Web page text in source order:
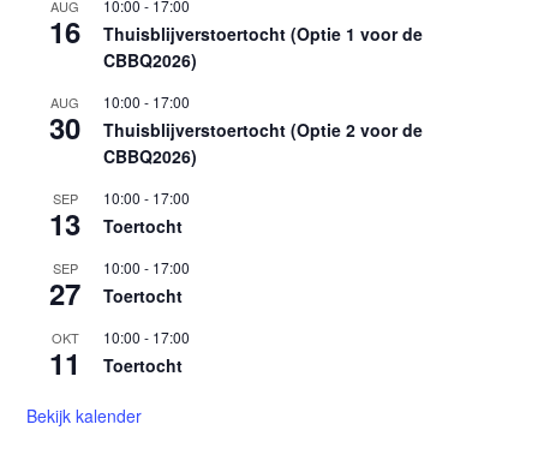
AUG
16
10:00 - 17:00
Thuisblijverstoertocht (Optie 1 voor de
CBBQ2026)
AUG
30
10:00 - 17:00
Thuisblijverstoertocht (Optie 2 voor de
CBBQ2026)
SEP
13
10:00 - 17:00
Toertocht
SEP
27
10:00 - 17:00
Toertocht
OKT
11
10:00 - 17:00
Toertocht
Bekijk kalender